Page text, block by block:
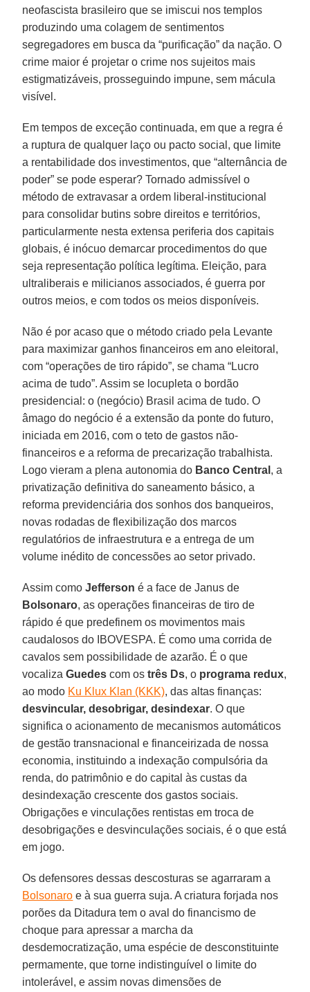
neofascista brasileiro que se imiscui nos templos
produzindo uma colagem de sentimentos
segregadores em busca da “purificação” da nação. O
crime maior é projetar o crime nos sujeitos mais
estigmatizáveis, prosseguindo impune, sem mácula
visível.
Em tempos de exceção continuada, em que a regra é
a ruptura de qualquer laço ou pacto social, que limite
a rentabilidade dos investimentos, que “alternância de
poder” se pode esperar? Tornado admissível o
método de extravasar a ordem liberal-institucional
para consolidar butins sobre direitos e territórios,
particularmente nesta extensa periferia dos capitais
globais, é inócuo demarcar procedimentos do que
seja representação política legítima. Eleição, para
ultraliberais e milicianos associados, é guerra por
outros meios, e com todos os meios disponíveis.
Não é por acaso que o método criado pela Levante
para maximizar ganhos financeiros em ano eleitoral,
com “operações de tiro rápido”, se chama “Lucro
acima de tudo”. Assim se locupleta o bordão
presidencial: o (negócio) Brasil acima de tudo. O
âmago do negócio é a extensão da ponte do futuro,
iniciada em 2016, com o teto de gastos não-
financeiros e a reforma de precarização trabalhista.
Logo vieram a plena autonomia do Banco Central , a
privatização definitiva do saneamento básico, a
reforma previdenciária dos sonhos dos banqueiros,
novas rodadas de flexibilização dos marcos
regulatórios de infraestrutura e a entrega de um
volume inédito de concessões ao setor privado.
Assim comoJefferson é a face de Janus de
Bolsonaro, as operações financeiras de tiro de
rápido é que predefinem os movimentos mais
caudalosos do IBOVESPA. É como uma corrida de
cavalos sem possibilidade de azarão. É o que
vocalizaGuedes com ostrês Ds, o programa redux,
ao modo Ku Klux Klan (KKK), das altas finanças:
desvincular, desobrigar, desindexar. O que
significa o acionamento de mecanismos automáticos
de gestão transnacional e financeirizada de nossa
economia, instituindo a indexação compulsória da
renda, do patrimônio e do capital às custas da
desindexação crescente dos gastos sociais.
Obrigações e vinculações rentistas em troca de
desobrigações e desvinculações sociais, é o que está
em jogo.
Os defensores dessas descosturas se agarraram a
Bolsonaro e à sua guerra suja. A criatura forjada nos
porões da Ditadura tem o aval do financismo de
choque para apressar a marcha da
desdemocratização, uma espécie de desconstituinte
permamente, que torne indistinguível o limite do
intolerável, e assim novas dimensões de